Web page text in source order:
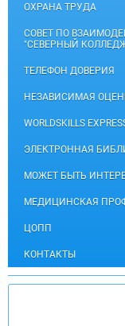
ОХРАНА ТРУДА
СОВЕТ ПО
"СЕВЕРНЫЙ
ТЕЛЕФОН ДОВЕРИЯ
НЕЗАВИСИМАЯ
WORLDSKILLS
ЭЛЕКТРОННАЯ
МОЖЕТ БЫТЬ
МЕДИЦИНСКАЯ
ЦОПП
КОНТАКТЫ